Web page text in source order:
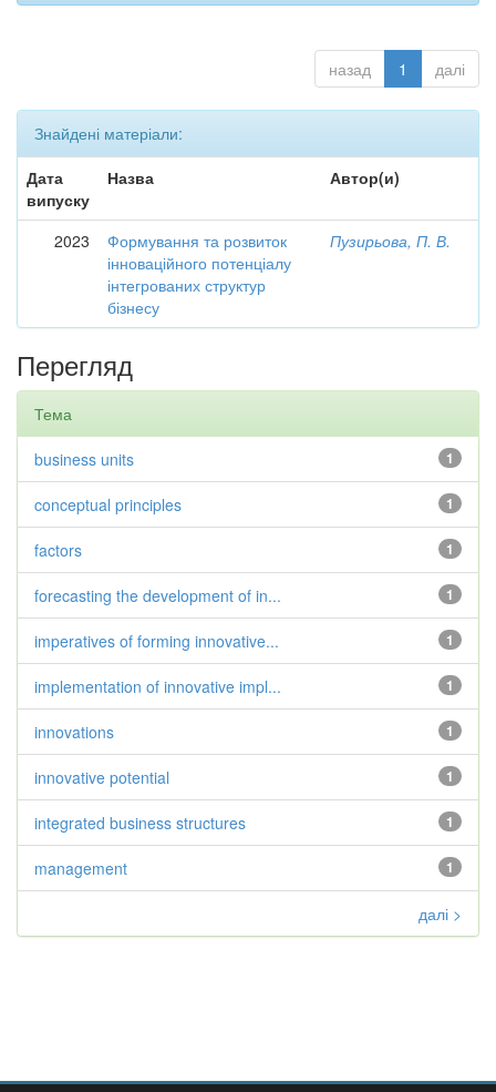
назад 1 далі
Знайдені матеріали:
Дата
випуску
Назва Автор(и)
2023
Формування та розвиток
інноваційного потенціалу
інтегрованих структур
бізнесу
Пузирьова, П. В.
Перегляд
Тема
1
business units
1
conceptual principles
1
factors
1
forecasting the development of in...
1
imperatives of forming innovative...
1
implementation of innovative impl...
1
innovations
1
innovative potential
1
integrated business structures
1
management
далі >